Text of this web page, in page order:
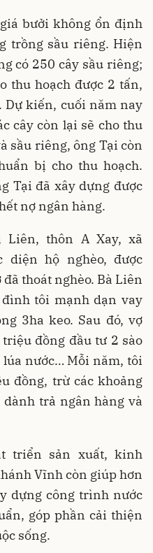
bưởi không ổn định
trồng sầu riêng. Hiện
có 250 cây sầu riêng;
thu hoạch được 2 tấn,
Dự kiến, cuối năm nay
cây còn lại sẽ cho thu
sầu riêng, ông Tại còn
bị cho thu hoạch.
Tại đã xây dựng được
nợ ngân hàng.
Liên, thôn A Xay, xã
diện hộ nghèo, được
thoát nghèo. Bà Liên
tôi mạnh dạn vay
3ha keo. Sau đó, vợ
đồng đầu tư 2 sào
nước… Mỗi năm, tôi
đồng, trừ các khoảng
trả ngân hàng và
triển sản xuất, kinh
Vĩnh còn giúp hơn
dựng công trình nước
góp phần cải thiện
sống.